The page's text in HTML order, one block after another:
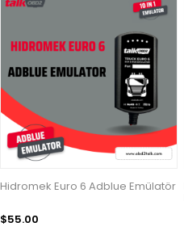
Hidromek Euro 6 Adblue Emülatör
$55.00